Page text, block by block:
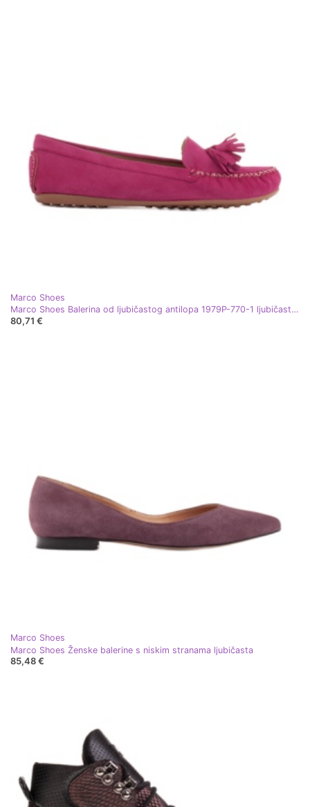
Marco Shoes
Marco Shoes Balerina od ljubičastog antilopa 1979P-770-1 ljubičasta ružičasta
80,71 €
Marco Shoes
Marco Shoes Ženske balerine s niskim stranama ljubičasta
85,48 €